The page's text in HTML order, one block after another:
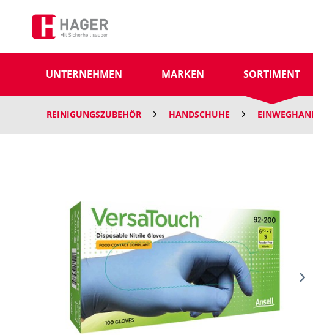
UNTERNEHMEN MARKEN SORTIMENT
REINIGUNGSZUBEHÖR HANDSCHUHE